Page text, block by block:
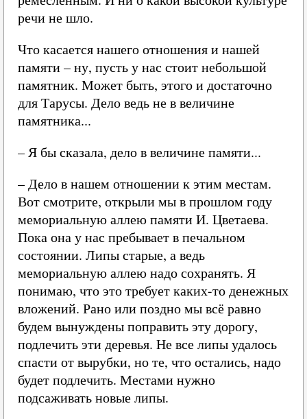
речи не шло.
Что касается нашего отношения и нашей
памяти – ну, пусть у нас стоит небольшой
памятник. Может быть, этого и достаточно
для Тарусы. Дело ведь не в величине
памятника...
– Я бы сказала, дело в величине памяти...
– Дело в нашем отношении к этим местам.
Вот смотрите, открыли мы в прошлом году
мемориальную аллею памяти И. Цветаева.
Пока она у нас пребывает в печальном
состоянии. Липы старые, а ведь
мемориальную аллею надо сохранять. Я
понимаю, что это требует каких-то денежных
вложений. Рано или поздно мы всё равно
будем вынуждены поправить эту дорогу,
подлечить эти деревья. Не все липы удалось
спасти от вырубки, но те, что остались, надо
будет подлечить. Местами нужно
подсаживать новые липы.